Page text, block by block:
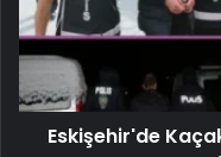
Eskişehir'de